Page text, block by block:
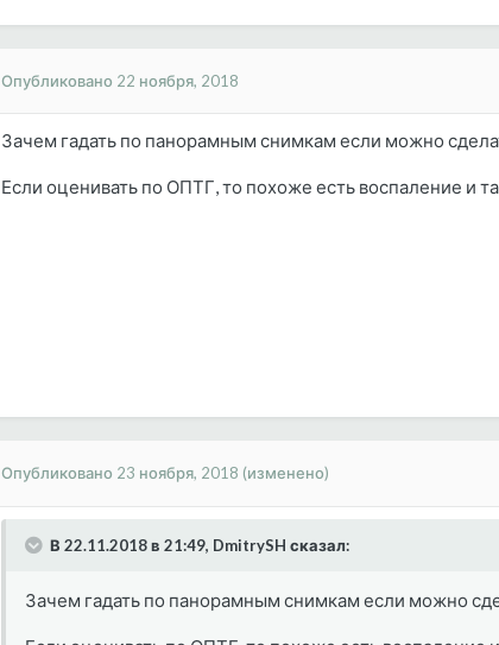
Опубликовано 22 ноября, 2018
Зачем гадать по панорамным снимкам если можно
Если оценивать по ОПТГ, то похоже есть воспаление и
Опубликовано 23 ноября, 2018 (изменено)
В 22.11.2018 в 21:49, DmitrySH сказал:
Зачем гадать по панорамным снимкам если можно